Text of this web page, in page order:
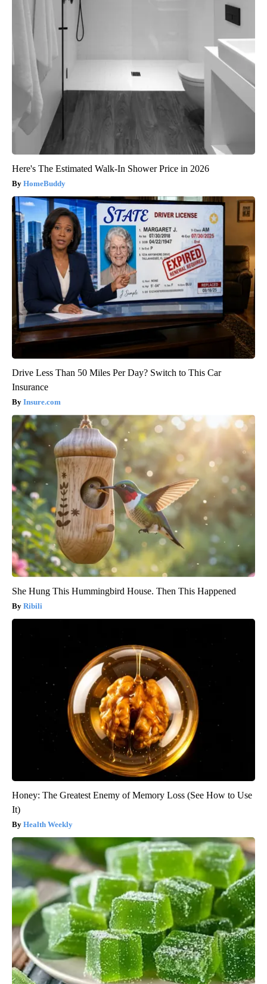
Here's The Estimated Walk-In Shower Price in 2026
HomeBuddy
Drive Less Than 50 Miles Per Day? Switch to This Car
Insurance
Insure.com
She Hung This Hummingbird House. Then This Happened
Ribili
Honey: The Greatest Enemy of Memory Loss (See How to Use
It)
Health Weekly